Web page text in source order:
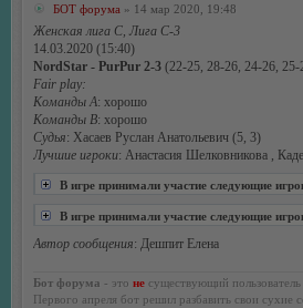
БОТ форума » 14 мар 2020, 19:48
Женская лига С, Лига С-3
14.03.2020 (15:40)
NordStar - PurPur 2-3 (22-25, 28-26, 24-26,
Fair play:
Команды А: хорошо
Команды В: хорошо
Судья: Хасаев Руслан Анатольевич (5, 3)
Лучшие игроки: Анастасия Шелковникова ,
В игре принимали участие следующие
В игре принимали участие следующие
Автор сообщения: Дешпит Елена
Бот форума - это не существующий
Первого апреля бот решил разбавить свои